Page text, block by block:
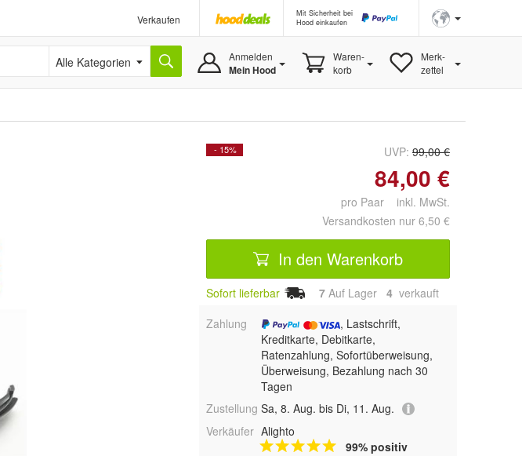
Verkaufen
Mit Sicherheit bei
Hood einkaufen
Alle Kategorien Anmelden
Mein Hood
Waren-
korb
Merk-
zettel
- 15% UVP: 99,00 €
84,00 €
pro Paar inkl. MwSt.
Versandkosten nur 6,50 €
In den Warenkorb
Sofort lieferbar 7 Auf Lager 4 verkauft
Zahlung
, Lastschrift,
Kreditkarte, Debitkarte,
Ratenzahlung, Sofortüberweisung,
Überweisung, Bezahlung nach 30
Tagen
Zustellung Sa, 8. Aug. bis Di, 11. Aug.
Verkäufer Alighto
99% positiv